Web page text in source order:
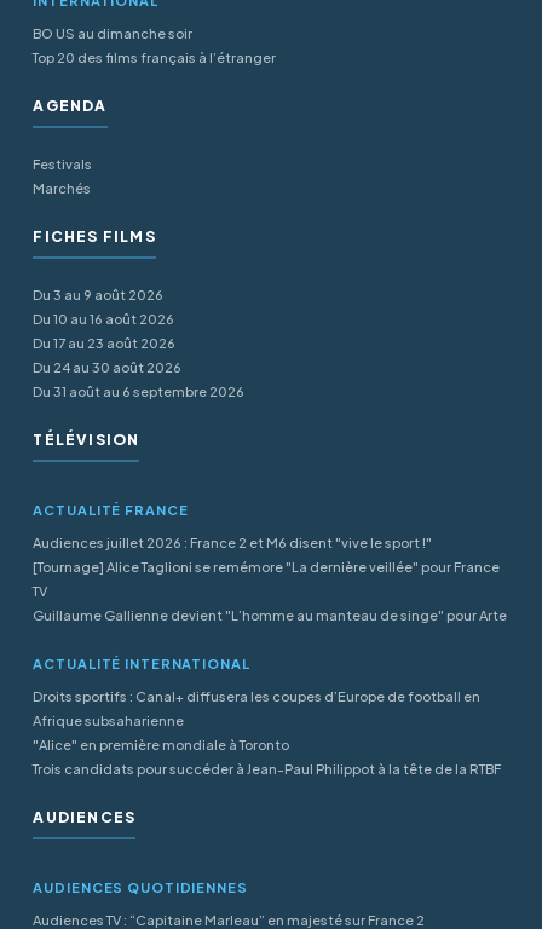
BO US au dimanche soir
Top 20 des films français à l’étranger
AGENDA
Festivals
Marchés
FICHES FILMS
Du 3 au 9 août 2026
Du 10 au 16 août 2026
Du 17 au 23 août 2026
Du 24 au 30 août 2026
Du 31 août au 6 septembre 2026
TÉLÉVISION
ACTUALITÉ FRANCE
Audiences juillet 2026 : France 2 et M6 disent "vive le sport !"
[Tournage] Alice Taglioni se remémore "La dernière veillée" pour France
TV
Guillaume Gallienne devient "L’homme au manteau de singe" pour Arte
ACTUALITÉ INTERNATIONAL
Droits sportifs : Canal+ diffusera les coupes d’Europe de football en
Afrique subsaharienne
"Alice" en première mondiale à Toronto
Trois candidats pour succéder à Jean-Paul Philippot à la tête de la RTBF
AUDIENCES
AUDIENCES QUOTIDIENNES
Audiences TV : “Capitaine Marleau” en majesté sur France 2